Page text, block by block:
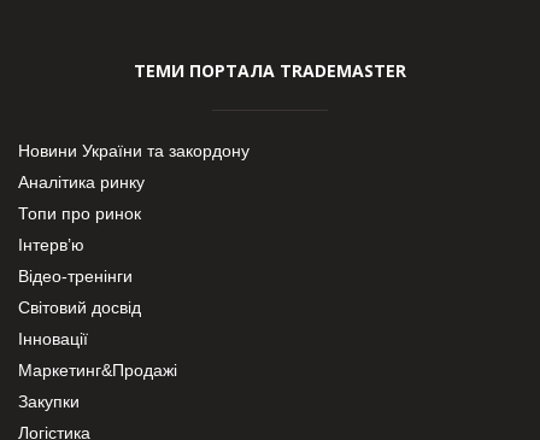
ТЕМИ ПОРТАЛА TRADEMASTER
Новини України та закордону
Аналітика ринку
Топи про ринок
Інтерв’ю
Відео-тренінги
Світовий досвід
Інновації
Маркетинг&Продажі
Закупки
Логістика